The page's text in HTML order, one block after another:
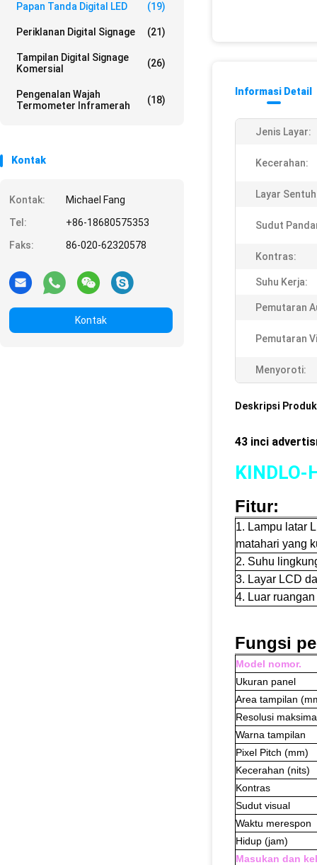
Papan Tanda Digital LED (19)
Periklanan Digital Signage (21)
Tampilan Digital Signage
Komersial
(26)
Pengenalan Wajah
Termometer Inframerah
(18)
Kontak
Kontak:
Michael Fang
Tel:
+86-18680575353
Faks:
86-020-62320578
Kontak
Informasi Detail
Jenis Layar:
Kecerahan:
Layar
Sudut
Kontras:
Suhu Kerja:
Pemutaran
Pemutaran
Menyoroti:
Deskripsi Produk
43 inci
KINDLO-
Fitur:
1. Lampu latar
matahari yang
2. Suhu
3. Layar LCD
4. Luar
Fungsi
Model nomor.
Ukuran panel
Area tampilan
Resolusi
Warna tampilan
Pixel Pitch (mm)
Kecerahan (nits)
Kontras
Sudut visual
Waktu merespon
Hidup (jam)
Masukan dan